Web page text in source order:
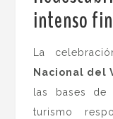
intenso
La
Nacional del
las bases de
turismo